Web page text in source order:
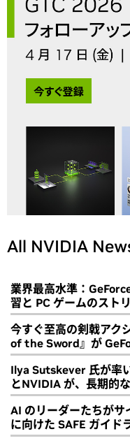
All NVIDIA
業界最高水準：
習と PC ゲームのスト
今すぐ至高の剣戟ア
of the Sword』が
Ilya Sutskever 氏が率
とNVIDIA が、長期的
AI のリーダーたちがサ
に向けた SAFE ガイド